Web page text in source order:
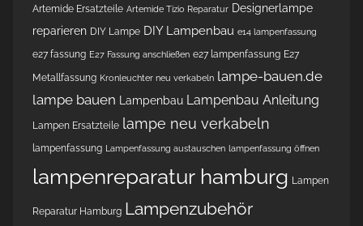
Artemide Ersatzteile Artemide Tizio Reparatur Designerlampe
reparieren DIY Lampe DIY Lampenbau e14 lampenfassung
e27 fassung E27 Fassung anschließen e27 lampenfassung E27
Metallfassung Kronleuchter neu verkabeln lampe-bauen.de
lampe bauen
Lampenbau Lampenbau Anleitung
Lampen Ersatzteile lampe neu verkabeln
lampenfassung Lampenfassung austauschen lampenfassung öffnen
lampenreparatur hamburg Lampen
Reparatur Hamburg Lampenzubehör